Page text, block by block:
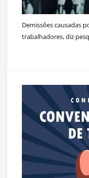
Demissões causadas
trabalhadores, diz